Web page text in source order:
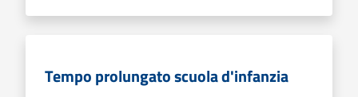
Tempo prolungato scuola d'infanzia